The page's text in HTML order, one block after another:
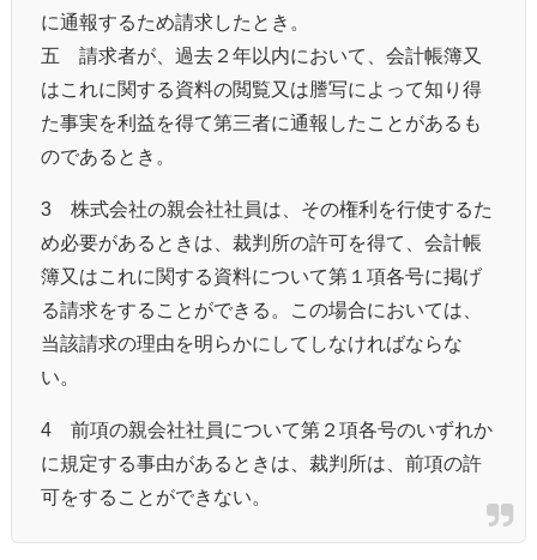
に通報するため請求したとき。
五 請求者が、過去２年以内において、会計帳簿又
はこれに関する資料の閲覧又は謄写によって知り得
た事実を利益を得て第三者に通報したことがあるも
のであるとき。
3‌ 株式会社の親会社社員は、その権利を行使するた
め必要があるときは、裁判所の許可を得て、会計帳
簿又はこれに関する資料について第１項各号に掲げ
る請求をすることができる。この場合においては、
当該請求の理由を明らかにしてしなければならな
い。
4‌ 前項の親会社社員について第２項各号のいずれか
に規定する事由があるときは、裁判所は、前項の許
可をすることができない。